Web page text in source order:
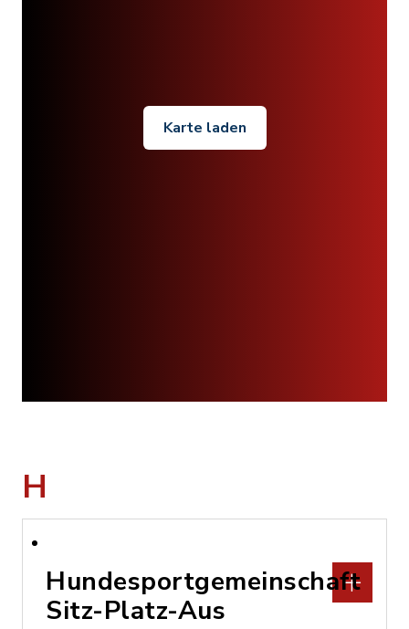
Karte laden
H
Hundesportgemeinschaft
Sitz-Platz-Aus